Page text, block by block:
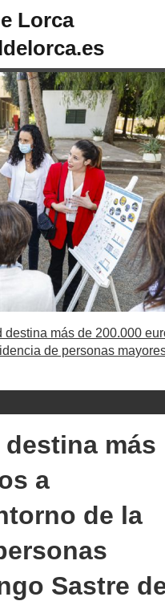
Lorca
destina más de 200.000
de personas
más
a
de la
Sastre